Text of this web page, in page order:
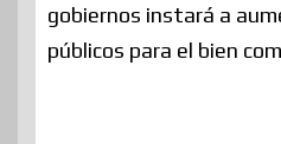
gobiernos instará a
públicos para el bien